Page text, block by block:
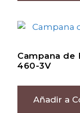
Campana de
460-3V
Añadir a